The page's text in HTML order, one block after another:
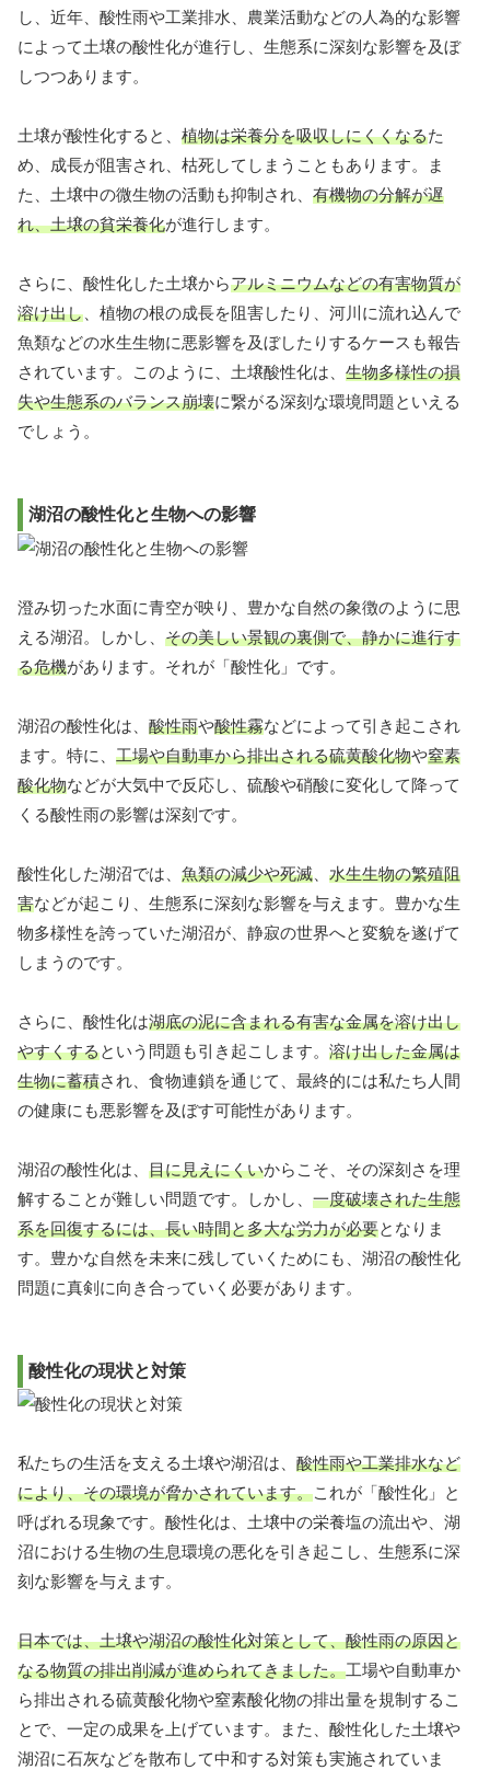
し、近年、酸性雨や工業排水、農業活動などの人為的な影響
によって土壌の酸性化が進行し、生態系に深刻な影響を及ぼ
しつつあります。
土壌が酸性化すると、 植物は栄養分を吸収しにくくなるた
め、成長が阻害され、枯死してしまうこともあります。ま
た、土壌中の微生物の活動も抑制され、 有機物の分解が遅
れ、土壌の貧栄養化が進行します。
さらに、酸性化した土壌からアルミニウムなどの有害物質が
溶け出し 、植物の根の成長を阻害したり、河川に流れ込んで
魚類などの水生生物に悪影響を及ぼしたりするケースも報告
されています。このように、土壌酸性化は、 生物多様性の損
失や生態系のバランス崩壊に繋がる深刻な環境問題といえる
でしょう。
湖沼の酸性化と生物への影響
澄み切った水面に青空が映り、豊かな自然の象徴のように思
える湖沼。しかし、 その美しい景観の裏側で、静かに進行す
る危機があります。それが「酸性化」です。
湖沼の酸性化は、 酸性雨や酸性霧などによって引き起こされ
ます。特に、 工場や自動車から排出される硫黄酸化物や窒素
酸化物などが大気中で反応し、硫酸や硝酸に変化して降って
くる酸性雨の影響は深刻です。
酸性化した湖沼では、 魚類の減少や死滅
水生生物の繁殖阻
害などが起こり、生態系に深刻な影響を与えます。豊かな生
物多様性を誇っていた湖沼が、静寂の世界へと変貌を遂げて
しまうのです。
さらに、酸性化は湖底の泥に含まれる有害な金属を溶け出し
やすくするという問題も引き起こします。 溶け出した金属は
生物に蓄積され、食物連鎖を通じて、最終的には私たち人間
の健康にも悪影響を及ぼす可能性があります。
湖沼の酸性化は、 目に見えにくいからこそ、その深刻さを理
解することが難しい問題です。しかし、 一度破壊された生態
系を回復するには、長い時間と多大な労力が必要となりま
す。豊かな自然を未来に残していくためにも、湖沼の酸性化
問題に真剣に向き合っていく必要があります。
酸性化の現状と対策
私たちの生活を支える土壌や湖沼は、 酸性雨や工業排水など
により、その環境が脅かされています。これが「酸性化」と
呼ばれる現象です。酸性化は、土壌中の栄養塩の流出や、湖
沼における生物の生息環境の悪化を引き起こし、生態系に深
刻な影響を与えます。
日本では、土壌や湖沼の酸性化対策として、酸性雨の原因と
なる物質の排出削減が進められてきました。工場や自動車か
ら排出される硫黄酸化物や窒素酸化物の排出量を規制するこ
とで、一定の成果を上げています。また、酸性化した土壌や
湖沼に石灰などを散布して中和する対策も実施されていま